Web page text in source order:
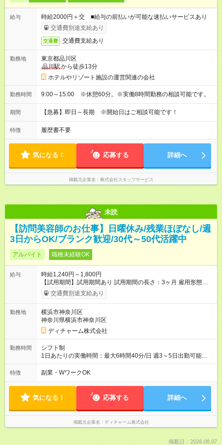
給与
時給2000円＋交 ■給与の前払いが可能な速払いサービスあり
交通費別途支給あり
交通費 交通費支給あり
勤務地
東京都品川区
品川駅から徒歩13分
ホテルやリゾート施設の運営関連の会社
勤務時間 9:00～15:00 ※休憩60分。※実働8時間勤務の相談可能です。
期間 【急募】即日～長期 ※開始日はご相談可能です！
特徴 履歴書不要
気になる！ 応募する 詳細へ
掲載元企業名 株式会社スタッフサービス
未読
【訪問美容師のお仕事】日曜休み/残業ほぼなし/週
3日からOK/ブランク歓迎/30代～50代活躍中
アルバイト 職種未経験OK
給与
時給1,240円～1,800円
【試用期間】試用期間あり 試用期間の長さ：3ヶ月 雇用形態、
給与は本採用時と同じです。
交通費別途支給あり
勤務地
横浜市神奈川区
神奈川県横浜市神奈川区
ディチャーム株式会社
勤務時間
シフト制
1日あたりの実働時間：最大6時間40分/日 週3～5日出勤可能な
方 （シフト例） 9:00～16:40（休憩1時間含む） ご希望に合わせ
て勤務終了時間はご相談可能です ※勤務地により多少の前後
特徴 副業・WワークOK
気になる！ 応募する 詳細へ
掲載元企業名 ディチャーム株式会社
掲載日：2026.08.07